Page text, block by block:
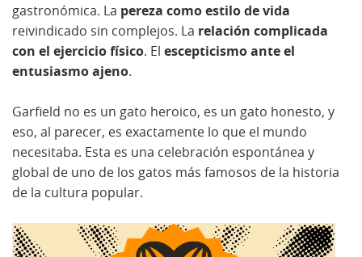
gastronómica. La pereza como estilo de vida
reivindicado sin complejos. La relación complicada
con el ejercicio físico. El escepticismo ante el
entusiasmo ajeno.
Garfield no es un gato heroico, es un gato honesto, y
eso, al parecer, es exactamente lo que el mundo
necesitaba. Esta es una celebración espontánea y
global de uno de los gatos más famosos de la historia
de la cultura popular.